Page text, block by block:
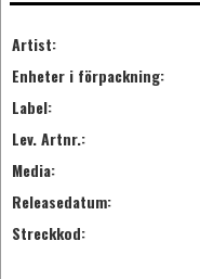
Artist:
Enheter i förpackning:
Label:
Lev. Artnr.:
Media:
Releasedatum:
Streckkod: